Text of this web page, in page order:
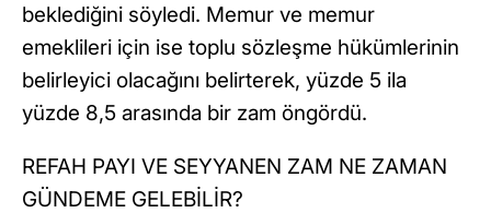
beklediğini söyledi. Memur ve memur
emeklileri için ise toplu sözleşme hükümlerinin
belirleyici olacağını belirterek, yüzde 5 ila
yüzde 8,5 arasında bir zam öngördü.
REFAH PAYI VE SEYYANEN ZAM NE ZAMAN
GÜNDEME GELEBİLİR?